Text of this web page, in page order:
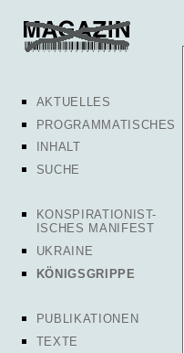
AKTUELLES
PROGRAMMATISCHES
INHALT
SUCHE
KONSPIRATIONIST-
ISCHES MANIFEST
UKRAINE
KÖNIGSGRIPPE
PUBLIKATIONEN
TEXTE